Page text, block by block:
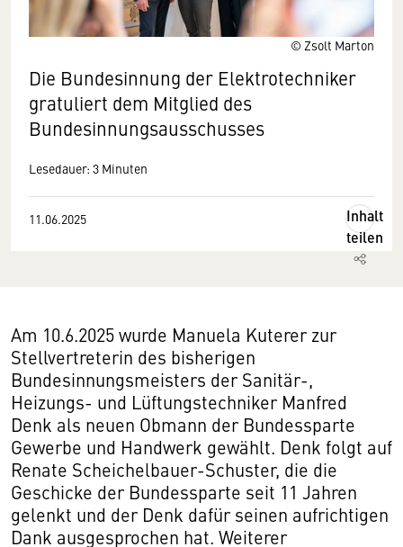
© Zsolt Marton
Die Bundesinnung der Elektrotechniker
gratuliert dem Mitglied des
Bundesinnungsausschusses
Lesedauer: 3 Minuten
11.06.2025
Inhalt
teilen
Am 10.6.2025 wurde Manuela Kuterer zur
Stellvertreterin des bisherigen
Bundesinnungsmeisters der Sanitär-,
Heizungs- und Lüftungstechniker Manfred
Denk als neuen Obmann der Bundessparte
Gewerbe und Handwerk gewählt. Denk folgt auf
Renate Scheichelbauer-Schuster, die die
Geschicke der Bundessparte seit 11 Jahren
gelenkt und der Denk dafür seinen aufrichtigen
Dank ausgesprochen hat. Weiterer